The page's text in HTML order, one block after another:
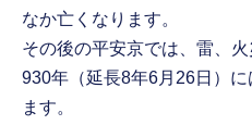
なか亡くなります。
その後の平安京では、雷、
930年（延長8年6月26日）
ます。